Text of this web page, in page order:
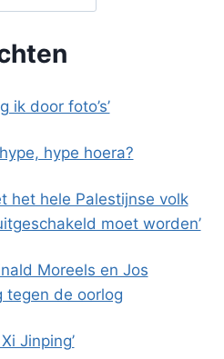
ik door foto’s’
hype hoera?
het hele Palestijnse volk
moet worden’
Moreels en Jos
tegen de oorlog
Jinping’